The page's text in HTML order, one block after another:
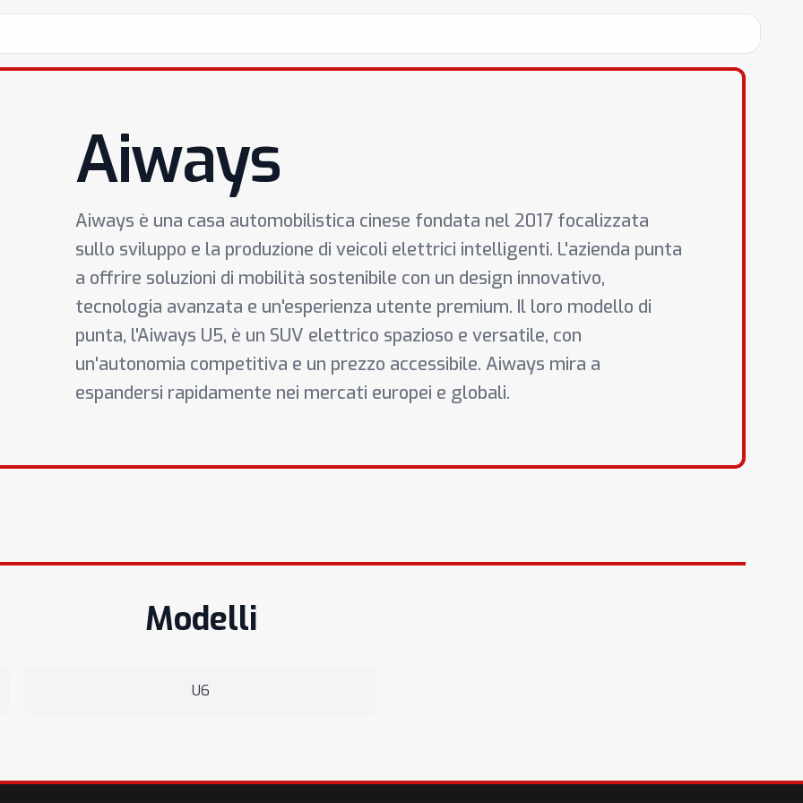
Aiways
Aiways è una casa automobilistica cinese fondata nel 2017 focalizzata
sullo sviluppo e la produzione di veicoli elettrici intelligenti. L'azienda punta
a offrire soluzioni di mobilità sostenibile con un design innovativo,
tecnologia avanzata e un'esperienza utente premium. Il loro modello di
punta, l'Aiways U5, è un SUV elettrico spazioso e versatile, con
un'autonomia competitiva e un prezzo accessibile. Aiways mira a
espandersi rapidamente nei mercati europei e globali.
Modelli
U6